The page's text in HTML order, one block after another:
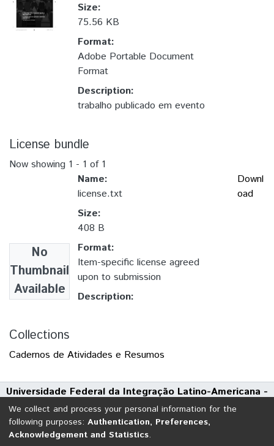
Size:
75.56 KB
Format:
Adobe Portable Document
Format
Description:
trabalho publicado em evento
License bundle
Now showing 1 - 1 of 1
No
Thumbnail
Available
Name:
license.txt
Size:
408 B
Format:
Item-specific license agreed
upon to submission
Description:
Downl
oad
Collections
Cadernos de Atividades e Resumos
Universidade Federal da Integração Latino-Americana -
UNILA
Avenida Tarquínio Joslin dos Santos, 1000 - Polo Universitário
CEP: 85870-650 | Foz do Iguaçu - Paraná
We collect and process your personal information for the
following purposes: Authentication, Preferences,
Acknowledgement and Statistics.